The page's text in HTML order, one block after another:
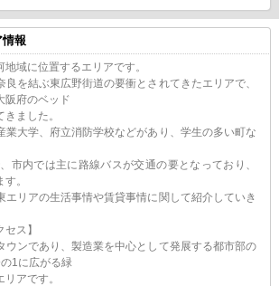
報
域に位置するエリアです。
を結ぶ東広野街道の要衝とされてきたエリアで、
阪府のベッド
ました。
業大学、府立消防学校などがあり、学生の多い町な
市内では主に路線バスが交通の要となっており、
。
エリアの生活事情や賃貸事情に関して紹介していき
ス】
ウンであり、製造業を中心として発展する都市部の
1に広がる緑
アです。